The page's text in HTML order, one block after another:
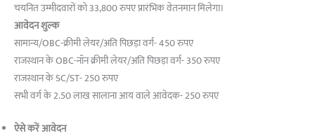
चयनित उम्मीदवारों को 33,800 रुपए प्रारंभिक वेतनमान मिलेगा।
आवेदन शुल्क
सामान्य/OBC-क्रीमी लेयर/अति पिछड़ा वर्ग- 450 रुपए
राजस्थान के OBC-नॉन क्रीमी लेयर/अति पिछड़ा वर्ग- 350 रुपए
राजस्थान के SC/ST- 250 रुपए
सभी वर्ग के 2.50 लाख सालाना आय वाले आवेदक- 250 रुपए
ऐसे करें आवेदन